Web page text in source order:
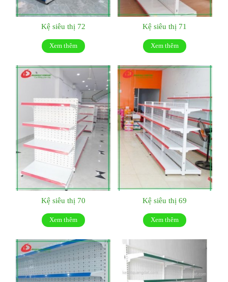
Kệ siêu thị 72
Xem thêm
Kệ siêu thị 71
Xem thêm
Kệ siêu thị 70
Xem thêm
Kệ siêu thị 69
Xem thêm